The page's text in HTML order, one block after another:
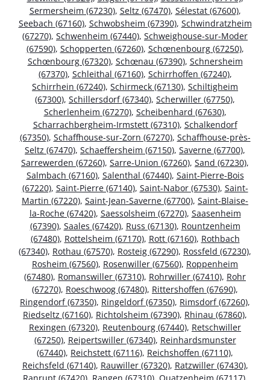
Sermersheim (67230), Seltz (67470), Sélestat (67600),
Seebach (67160), Schwobsheim (67390), Schwindratzheim
(67270), Schwenheim (67440), Schweighouse-sur-Moder
(67590), Schopperten (67260), Schœnenbourg (67250),
Schœnbourg (67320), Schœnau (67390), Schnersheim
(67370), Schleithal (67160), Schirrhoffen (67240),
Schirrhein (67240), Schirmeck (67130), Schiltigheim
(67300), Schillersdorf (67340), Scherwiller (67750),
Scherlenheim (67270), Scheibenhard (67630),
Scharrachbergheim-Irmstett (67310), Schalkendorf
(67350), Schaffhouse-sur-Zorn (67270), Schaffhouse-près-
Seltz (67470), Schaeffersheim (67150), Saverne (67700),
Sarrewerden (67260), Sarre-Union (67260), Sand (67230),
Salmbach (67160), Salenthal (67440), Saint-Pierre-Bois
(67220), Saint-Pierre (67140), Saint-Nabor (67530), Saint-
Martin (67220), Saint-Jean-Saverne (67700), Saint-Blaise-
la-Roche (67420), Saessolsheim (67270), Saasenheim
(67390), Saales (67420), Russ (67130), Rountzenheim
(67480), Rottelsheim (67170), Rott (67160), Rothbach
(67340), Rothau (67570), Rosteig (67290), Rossfeld (67230),
Rosheim (67560), Rosenwiller (67560), Roppenheim
(67480), Romanswiller (67310), Rohrwiller (67410), Rohr
(67270), Roeschwoog (67480), Rittershoffen (67690),
Ringendorf (67350), Ringeldorf (67350), Rimsdorf (67260),
Riedseltz (67160), Richtolsheim (67390), Rhinau (67860),
Rexingen (67320), Reutenbourg (67440), Retschwiller
(67250), Reipertswiller (67340), Reinhardsmunster
(67440), Reichstett (67116), Reichshoffen (67110),
Reichsfeld (67140), Rauwiller (67320), Ratzwiller (67430),